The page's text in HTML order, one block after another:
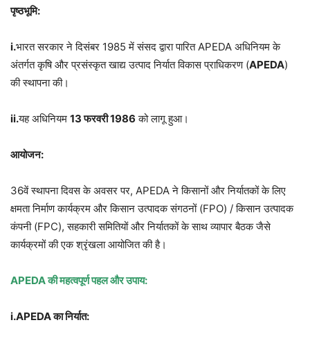
पृष्ठभूमि:
i.भारत सरकार ने दिसंबर 1985 में संसद द्वारा पारित APEDA अधिनियम के
अंतर्गत कृषि और प्रसंस्कृत खाद्य उत्पाद निर्यात विकास प्राधिकरण (APEDA)
की स्थापना की।
ii.यह अधिनियम 13 फरवरी 1986 को लागू हुआ।
आयोजन:
36वें स्थापना दिवस के अवसर पर, APEDA ने किसानों और निर्यातकों के लिए
क्षमता निर्माण कार्यक्रम और किसान उत्पादक संगठनों (FPO) / किसान उत्पादक
कंपनी (FPC), सहकारी समितियों और निर्यातकों के साथ व्यापार बैठक जैसे
कार्यक्रमों की एक श्रृंखला आयोजित की है।
APEDA की महत्वपूर्ण पहल और उपाय:
i.APEDA का निर्यात: